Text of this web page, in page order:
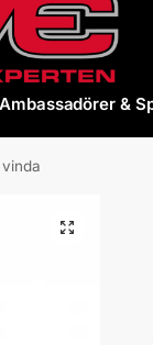
Ambassadörer &